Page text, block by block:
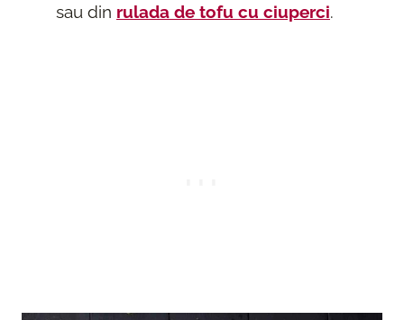
sau din rulada de tofu cu ciuperci.